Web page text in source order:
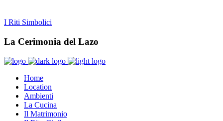
I Riti Simbolici
La Cerimonia del Lazo
Home
Location
Ambienti
La Cucina
Il Matrimonio